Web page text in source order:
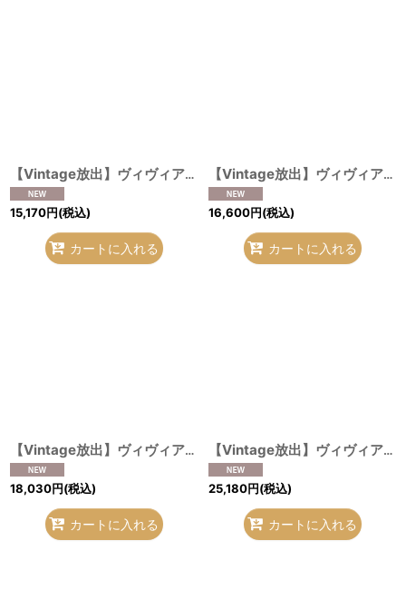
【Vintage放出】ヴィヴィアンウエストウッド 中古 / レオパードブランケット レオパード O-26-07-25-1037-gd-YM-OS
15,170円(税込)
カートに入れる
【Vintage放出】ヴィヴィアンウエストウッド 中古 / ハラコレオパードキーホルダー ピンク O-26-07-25-1030-gd-YM-OS
16,600円(税込)
カートに入れる
【Vintage放出】ヴィヴィアンウエストウッド 中古 / レオパード柄テディベア＆タオルセット ピンク O-26-07-25-1036-gd-YM-OS
18,030円(税込)
カートに入れる
【Vintage放出】ヴィヴィアンウエストウッド 中古 / ハラコレオパード折財布 ピンク O-26-07-25-1033-gd-YM-OS
25,180円(税込)
カートに入れる